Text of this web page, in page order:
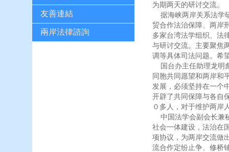
友善連結
兩岸法律諮詢
为期两天的研讨交流。
据海峡两岸关系法学
贸合作法治保障、两岸
多家台湾法学组织、法
与研讨交流。主要聚焦
调等具体司法问题。希
国台办主任助理龙明
同胞共同愿望和两岸和
发展，必须坚持在一个
开辟了共同保障与各自
０多人，对于维护两岸
中国法学会副会长兼
社会一体建设，法治在
项协议，为两岸交流做
流合作定纷止争、修桥